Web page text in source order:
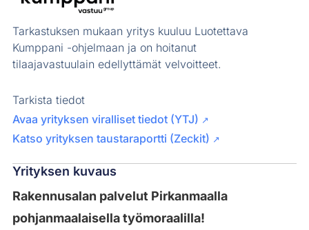
Tarkastuksen mukaan yritys kuuluu Luotettava
Kumppani -ohjelmaan ja on hoitanut
tilaajavastuulain edellyttämät velvoitteet.
Tarkista tiedot
Avaa yrityksen viralliset tiedot (YTJ) ↗
Katso yrityksen taustaraportti (Zeckit) ↗
Yrityksen kuvaus
Rakennusalan palvelut Pirkanmaalla
pohjanmaalaisella työmoraalilla!